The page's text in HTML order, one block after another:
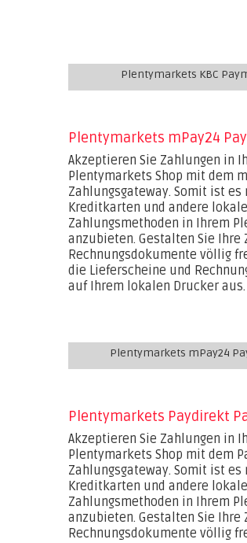
Plentymarkets KBC
Plentymarkets mPay24
Akzeptieren Sie Zahlungen in
Plentymarkets Shop mit dem
Zahlungsgateway. Somit ist es
Kreditkarten und andere lokale
Zahlungsmethoden in Ihrem
anzubieten. Gestalten Sie Ihre
Rechnungsdokumente völlig
die Lieferscheine und
auf Ihrem lokalen Drucker aus.
Plentymarkets mPay24
Plentymarkets Paydirekt
Akzeptieren Sie Zahlungen in
Plentymarkets Shop mit dem
Zahlungsgateway. Somit ist es
Kreditkarten und andere lokale
Zahlungsmethoden in Ihrem
anzubieten. Gestalten Sie Ihre
Rechnungsdokumente völlig